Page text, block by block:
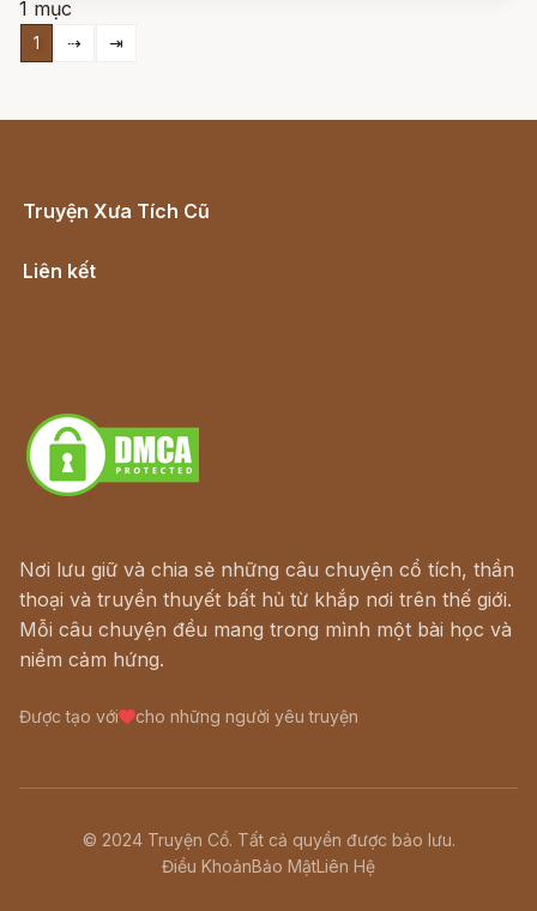
1 mục
1 ⇢ ⇥
Truyện Xưa Tích Cũ
Liên kết
Nơi lưu giữ và chia sẻ những câu chuyện cổ tích, thần
thoại và truyền thuyết bất hủ từ khắp nơi trên thế giới.
Mỗi câu chuyện đều mang trong mình một bài học và
niềm cảm hứng.
Được tạo với cho những người yêu truyện
© 2024 Truyện Cổ. Tất cả quyền được bảo lưu.
Điều KhoảnBảo MậtLiên Hệ